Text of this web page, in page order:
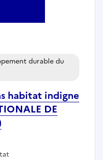
habitat indigne
DE
durable du